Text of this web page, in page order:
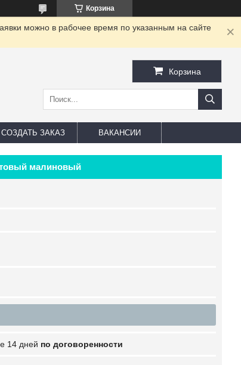
Корзина
можно в рабочее время по указанным на сайте
Корзина
СОЗДАТЬ ЗАКАЗ ВАКАНСИИ
малиновый
14 дней по договоренности